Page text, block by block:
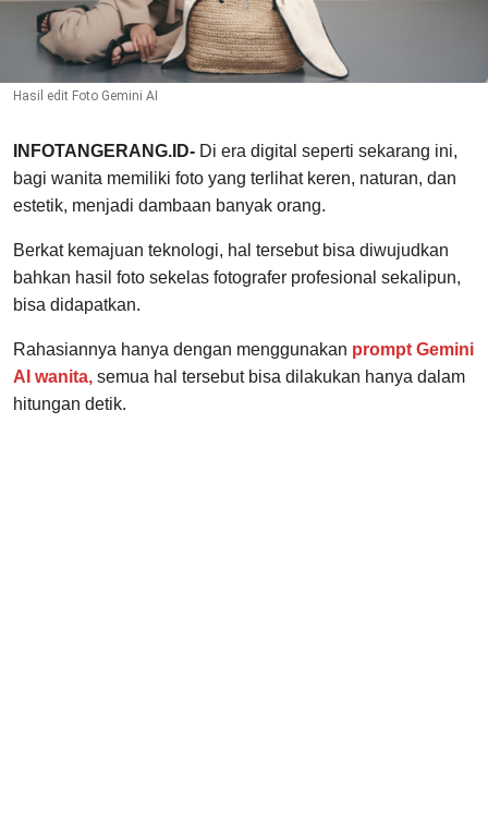
Hasil edit Foto Gemini AI
INFOTANGERANG.ID- Di era digital seperti sekarang ini,
bagi wanita memiliki foto yang terlihat keren, naturan, dan
estetik, menjadi dambaan banyak orang.
Berkat kemajuan teknologi, hal tersebut bisa diwujudkan
bahkan hasil foto sekelas fotografer profesional sekalipun,
bisa didapatkan.
Rahasiannya hanya dengan menggunakan prompt Gemini
AI wanita, semua hal tersebut bisa dilakukan hanya dalam
hitungan detik.